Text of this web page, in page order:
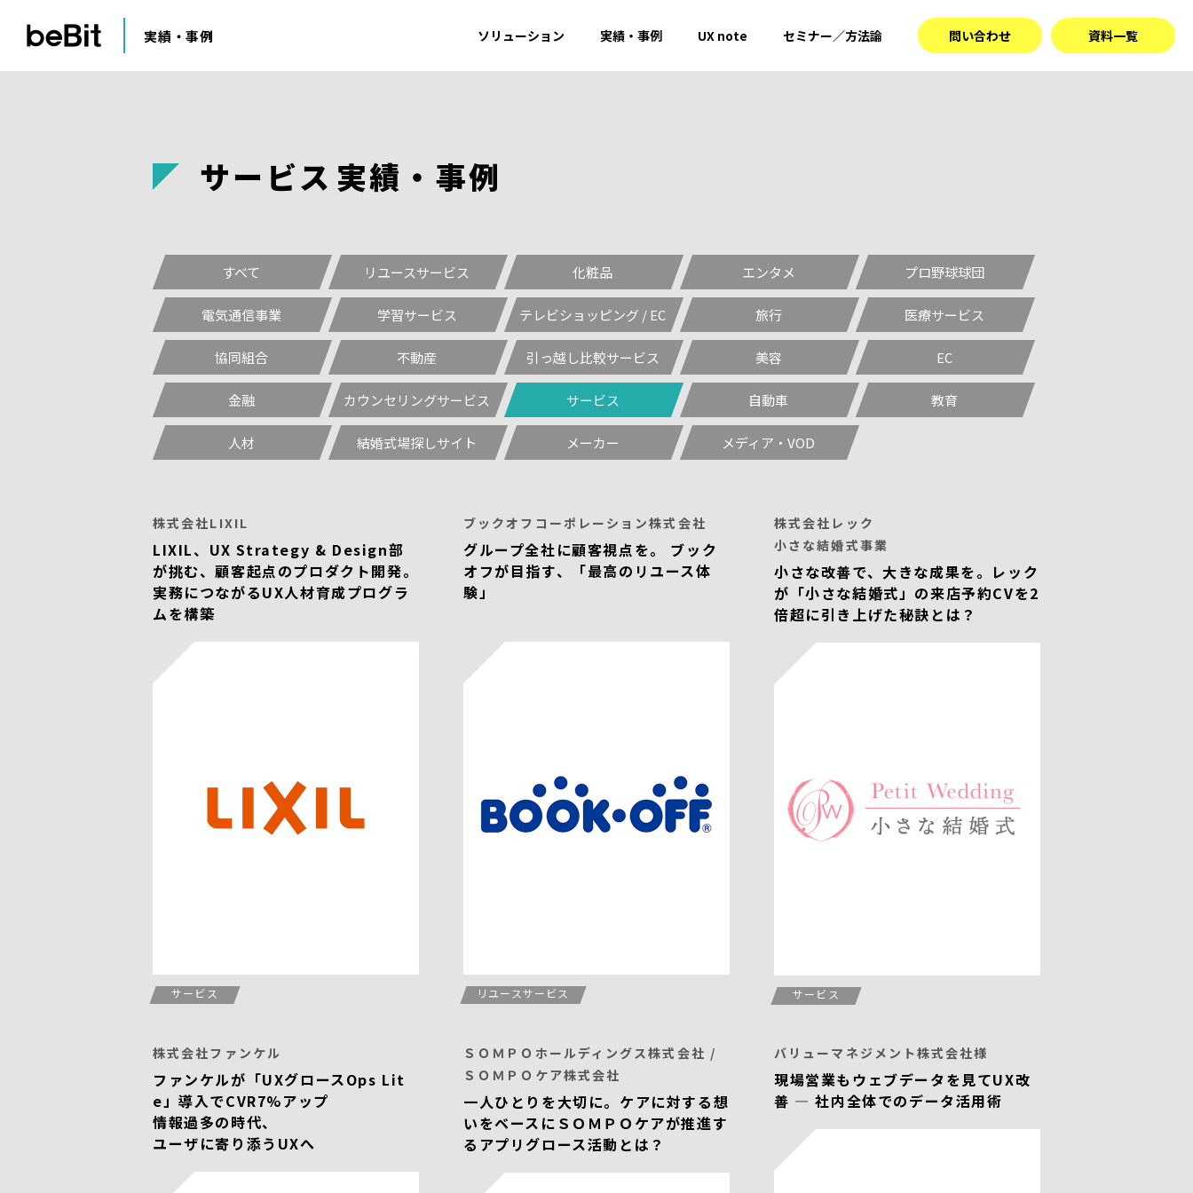
実績・事例 ソリューション 実績・事例 UX note セミナー／方法論 問い合わせ 資料一覧
サービス 実績 ・ 事例
すべて リユースサービス 化粧品 エンタメ プロ野球球団
電気通信事業 学習サービス テレビショッピング / EC 旅行 医療サービス
協同組合 不動産 引っ越し比較サービス 美容 EC
金融 カウンセリングサービス サービス 自動車 教育
人材 結婚式場探しサイト メーカー メディア・VOD
株式会社LIXIL
LIXIL、UX Strategy & Design部
が挑む、顧客起点のプロダクト開発。
実務につながるUX人材育成プログラ
ムを構築
サービス
ブックオフコーポレーション株式会社
グループ全社に顧客視点を。 ブック
オフが目指す、「最高のリユース体
験」
リユースサービス
株式会社レック
小さな結婚式事業
小さな改善で、大きな成果を。レック
が「小さな結婚式」の来店予約CVを2
倍超に引き上げた秘訣とは？
サービス
株式会社ファンケル
ファンケルが「UXグロースOps Lit
e」導入でCVR7%アップ
情報過多の時代、
ユーザに寄り添うUXへ
ＳＯＭＰＯホールディングス株式会社 /
ＳＯＭＰＯケア株式会社
一人ひとりを大切に。ケアに対する想
いをベースにＳＯＭＰＯケアが推進す
るアプリグロース活動とは？
バリューマネジメント株式会社様
現場営業もウェブデータを見てUX改
善 — 社内全体でのデータ活用術